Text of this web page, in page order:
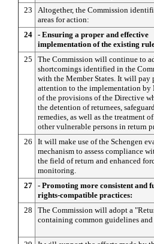
23
Altogether, the Commission
areas for action:
24 - Ensuring a proper and effective
implementation of the existing
25
The Commission will continue to
shortcomings identified in the
with the Member States. It will pay
attention to the implementation by
of the provisions of the Directive
the detention of returnees,
remedies, as well as the treatment
other vulnerable persons in return
26
It will make use of the Schengen
mechanism to assess compliance
the field of return and enhanced
monitoring.
27 - Promoting more consistent and
rights-compatible practices:
28
The Commission will adopt a
containing common guidelines and